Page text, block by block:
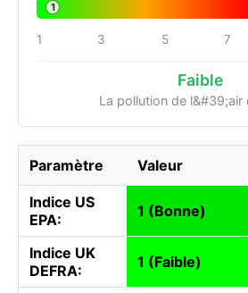
1
1 3 5 7
Faible
La pollution de l&#39;air
Paramètre Valeur
Indice US
EPA:
1 (Bonne)
Indice UK
DEFRA:
1 (Faible)